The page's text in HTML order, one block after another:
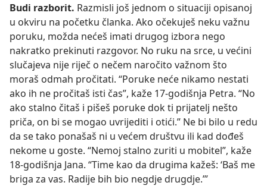
Budi razborit. Razmisli još jednom o situaciji opisanoj
u okviru na početku članka. Ako očekuješ neku važnu
poruku, možda nećeš imati drugog izbora nego
nakratko prekinuti razgovor. No ruku na srce, u većini
slučajeva nije riječ o nečem naročito važnom što
moraš odmah pročitati. “Poruke neće nikamo nestati
ako ih ne pročitaš isti čas”, kaže 17-godišnja Petra. “No
ako stalno čitaš i pišeš poruke dok ti prijatelj nešto
priča, on bi se mogao uvrijediti i otići.” Ne bi bilo u redu
da se tako ponašaš ni u većem društvu ili kad dođeš
nekome u goste. “Nemoj stalno zuriti u mobitel”, kaže
18-godišnja Jana. “Time kao da drugima kažeš: ‘Baš me
briga za vas. Radije bih bio negdje drugdje.’”